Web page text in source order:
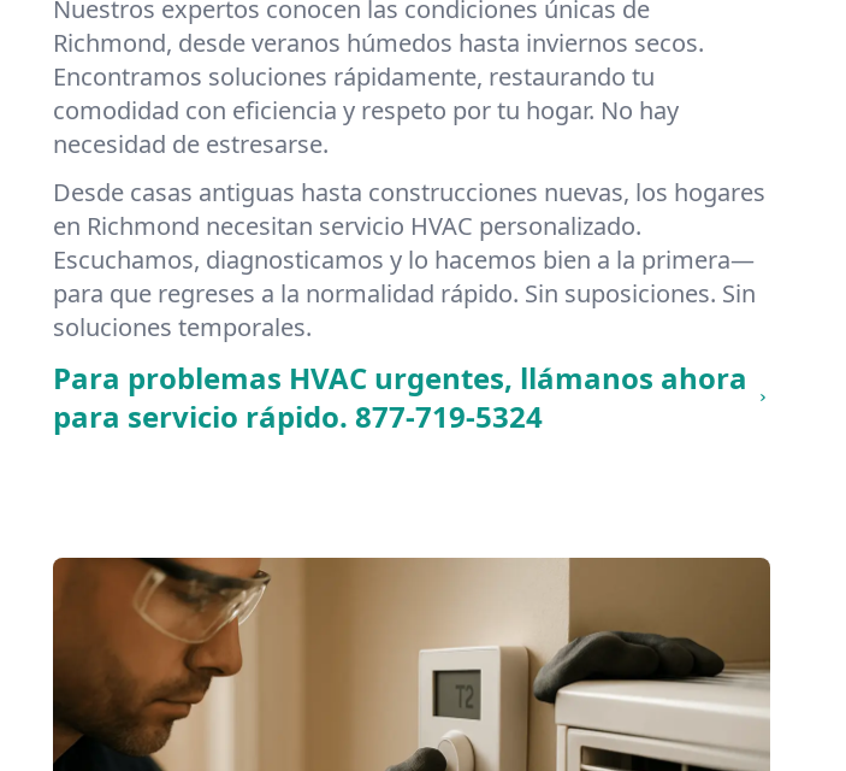
Nuestros expertos conocen las condiciones únicas de
Richmond, desde veranos húmedos hasta inviernos secos.
Encontramos soluciones rápidamente, restaurando tu
comodidad con eficiencia y respeto por tu hogar. No hay
necesidad de estresarse.
Desde casas antiguas hasta construcciones nuevas, los hogares
en Richmond necesitan servicio HVAC personalizado.
Escuchamos, diagnosticamos y lo hacemos bien a la primera—
para que regreses a la normalidad rápido. Sin suposiciones. Sin
soluciones temporales.
Para problemas HVAC urgentes, llámanos ahora
para servicio rápido. 877-719-5324